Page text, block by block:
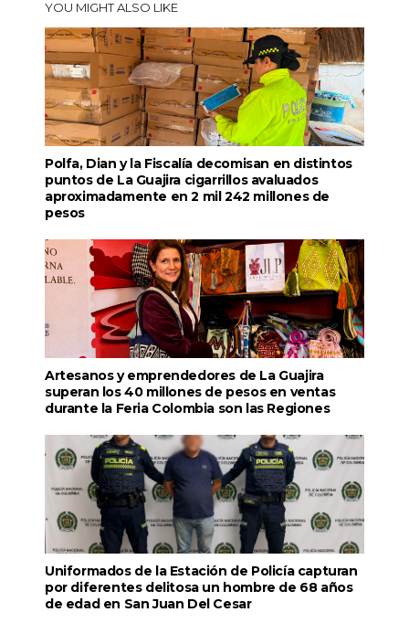
YOU MIGHT ALSO LIKE
Polfa, Dian y la Fiscalía decomisan en distintos
puntos de La Guajira cigarrillos avaluados
aproximadamente en 2 mil 242 millones de
pesos
Artesanos y emprendedores de La Guajira
superan los 40 millones de pesos en ventas
durante la Feria Colombia son las Regiones
Uniformados de la Estación de Policía capturan
por diferentes delitosa un hombre de 68 años
de edad en San Juan Del Cesar